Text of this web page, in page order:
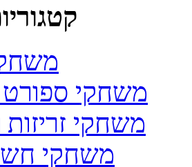
משחקי ספורט
משחקי זריזות
משחקי